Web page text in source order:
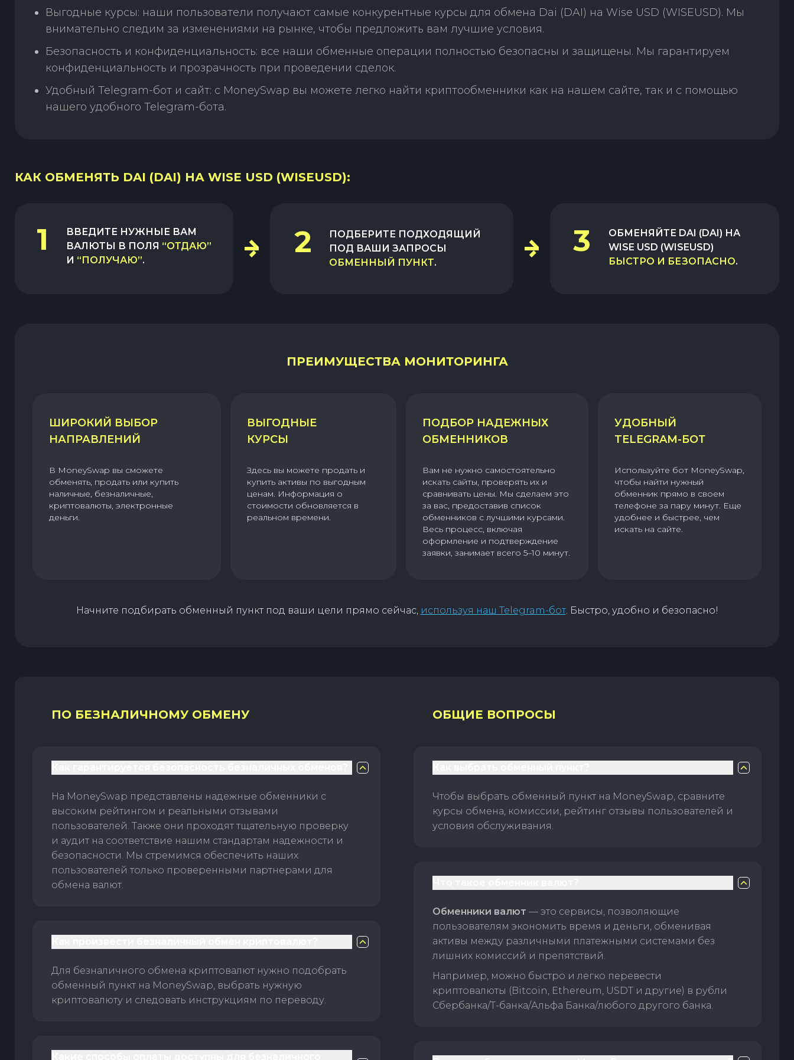
Выгодные курсы: наши пользователи получают самые конкурентные курсы для обмена Dai (DAI) на Wise USD (WISEUSD). Мы
внимательно следим за изменениями на рынке, чтобы предложить вам лучшие условия.
Безопасность и конфиденциальность: все наши обменные операции полностью безопасны и защищены. Мы гарантируем
конфиденциальность и прозрачность при проведении сделок.
Удобный Telegram-бот и сайт: с MoneySwap вы можете легко найти криптообменники как на нашем сайте, так и с помощью
нашего удобного Telegram-бота.
КАК ОБМЕНЯТЬ DAI (DAI) НА WISE USD (WISEUSD):
1
ВВЕДИТЕ НУЖНЫЕ ВАМ
ВАЛЮТЫ В ПОЛЯ “ОТДАЮ”
И “ПОЛУЧАЮ”.
2
ПОДБЕРИТЕ ПОДХОДЯЩИЙ
ПОД ВАШИ ЗАПРОСЫ
ОБМЕННЫЙ ПУНКТ.
3 ОБМЕНЯЙТЕ DAI (DAI) НА
WISE USD (WISEUSD)
БЫСТРО И БЕЗОПАСНО.
ПРЕИМУЩЕСТВА МОНИТОРИНГА
ШИРОКИЙ ВЫБОР
НАПРАВЛЕНИЙ
В MoneySwap вы сможете
обменять, продать или купить
наличные, безналичные,
криптовалюты, электронные
деньги.
ВЫГОДНЫЕ
КУРСЫ
Здесь вы можете продать и
купить активы по выгодным
ценам. Информация о
стоимости обновляется в
реальном времени.
ПОДБОР НАДЕЖНЫХ
ОБМЕННИКОВ
Вам не нужно самостоятельно
искать сайты, проверять их и
сравнивать цены. Мы сделаем это
за вас, предоставив список
обменников с лучшими курсами.
Весь процесс, включая
оформление и подтверждение
заявки, занимает всего 5–10 минут.
УДОБНЫЙ
TELEGRAM-БОТ
Используйте бот MoneySwap,
чтобы найти нужный
обменник прямо в своем
телефоне за пару минут. Еще
удобнее и быстрее, чем
искать на сайте.
Начните подбирать обменный пункт под ваши цели прямо сейчас, используя наш Telegram-бот. Быстро, удобно и безопасно!
ПО БЕЗНАЛИЧНОМУ ОБМЕНУ
На MoneySwap представлены надежные обменники с
высоким рейтингом и реальными отзывами
пользователей. Также они проходят тщательную проверку
и аудит на соответствие нашим стандартам надежности и
безопасности. Мы стремимся обеспечить наших
пользователей только проверенными партнерами для
обмена валют.
Для безналичного обмена криптовалют нужно подобрать
обменный пункт на MoneySwap, выбрать нужную
криптовалюту и следовать инструкциям по переводу.
ОБЩИЕ ВОПРОСЫ
Чтобы выбрать обменный пункт на MoneySwap, сравните
курсы обмена, комиссии, рейтинг отзывы пользователей и
условия обслуживания.
Обменники валют — это сервисы, позволяющие
пользователям экономить время и деньги, обменивая
активы между различными платежными системами без
лишних комиссий и препятствий.
Например, можно быстро и легко перевести
криптовалюты (Bitcoin, Ethereum, USDT и другие) в рубли
Сбербанка/Т-банка/Альфа Банка/любого другого банка.